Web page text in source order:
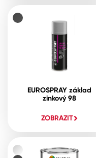
EUROSPRAY základ
zinkový 98
ZOBRAZIT